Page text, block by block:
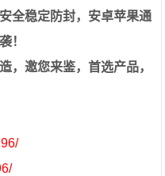
全稳定防封，安卓苹果通
！
，邀您来鉴，首选产品，